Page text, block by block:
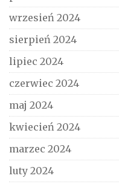
wrzesień 2024
sierpień 2024
lipiec 2024
czerwiec 2024
maj 2024
kwiecień 2024
marzec 2024
luty 2024